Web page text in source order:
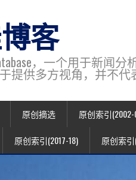
客
，一个用于新
提供多方视角，并不代
原创摘选 原创索引(2002-
原创索引(2017-18) 原创索引